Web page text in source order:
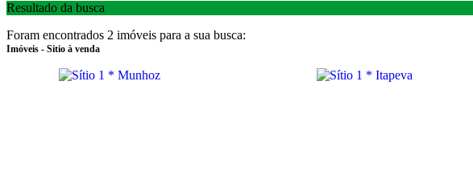
Resultado da busca
Foram encontrados 2 imóveis para a sua busca:
Imóveis - Sitio à venda